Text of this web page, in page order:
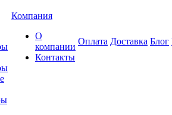
Компания
О
компании
Контакты
Оплата Доставка Блог